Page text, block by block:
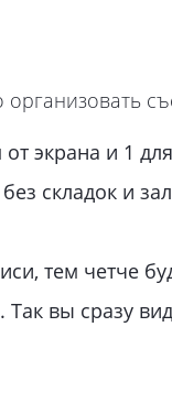
экрана и 1
складок и
тем четче
вы сразу